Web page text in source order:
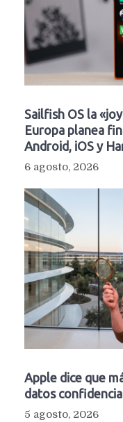
Sailfish OS la
Europa planea
Android, iOS y
6 agosto, 2026
Apple dice que
datos
5 agosto, 2026